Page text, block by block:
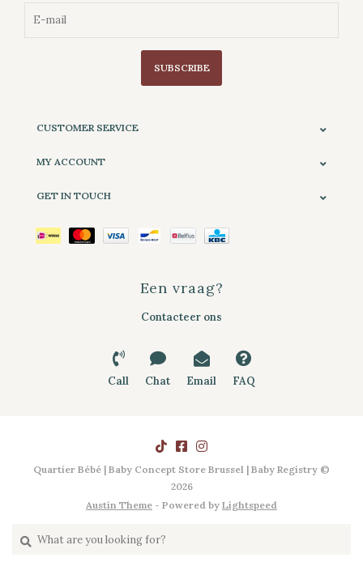
SUBSCRIBE
CUSTOMER SERVICE
MY ACCOUNT
GET IN TOUCH
Een vraag?
Contacteer ons
Call Chat Email FAQ
Quartier Bébé | Baby Concept Store Brussel | Baby Registry ©
2026
Austin Theme - Powered by Lightspeed